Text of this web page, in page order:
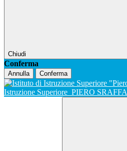
Chiudi
Conferma
Annulla Conferma
Istruzione Superiore PIERO SRAFFA